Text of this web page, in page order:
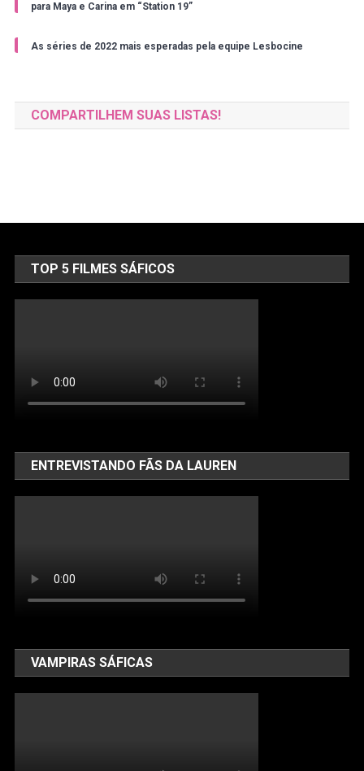
para Maya e Carina em “Station 19”
As séries de 2022 mais esperadas pela equipe Lesbocine
COMPARTILHEM SUAS LISTAS!
TOP 5 FILMES SÁFICOS
ENTREVISTANDO FÃS DA LAUREN
VAMPIRAS SÁFICAS